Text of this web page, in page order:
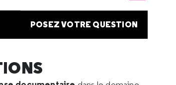
POSEZ VOTRE QUESTION